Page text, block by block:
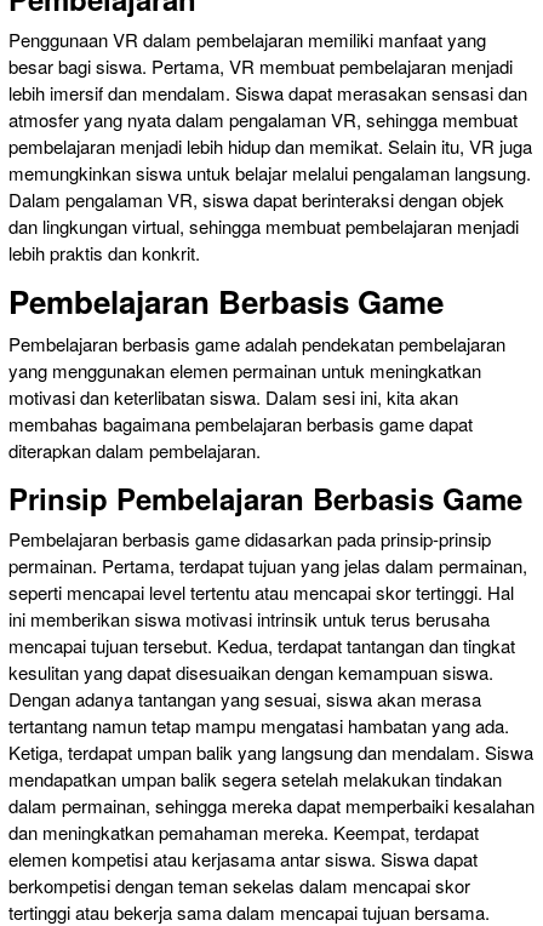
Penggunaan VR dalam pembelajaran memiliki manfaat yang
besar bagi siswa. Pertama, VR membuat pembelajaran menjadi
lebih imersif dan mendalam. Siswa dapat merasakan sensasi dan
atmosfer yang nyata dalam pengalaman VR, sehingga membuat
pembelajaran menjadi lebih hidup dan memikat. Selain itu, VR juga
memungkinkan siswa untuk belajar melalui pengalaman langsung.
Dalam pengalaman VR, siswa dapat berinteraksi dengan objek
dan lingkungan virtual, sehingga membuat pembelajaran menjadi
lebih praktis dan konkrit.
Pembelajaran Berbasis Game
Pembelajaran berbasis game adalah pendekatan pembelajaran
yang menggunakan elemen permainan untuk meningkatkan
motivasi dan keterlibatan siswa. Dalam sesi ini, kita akan
membahas bagaimana pembelajaran berbasis game dapat
diterapkan dalam pembelajaran.
Prinsip Pembelajaran Berbasis Game
Pembelajaran berbasis game didasarkan pada prinsip-prinsip
permainan. Pertama, terdapat tujuan yang jelas dalam permainan,
seperti mencapai level tertentu atau mencapai skor tertinggi. Hal
ini memberikan siswa motivasi intrinsik untuk terus berusaha
mencapai tujuan tersebut. Kedua, terdapat tantangan dan tingkat
kesulitan yang dapat disesuaikan dengan kemampuan siswa.
Dengan adanya tantangan yang sesuai, siswa akan merasa
tertantang namun tetap mampu mengatasi hambatan yang ada.
Ketiga, terdapat umpan balik yang langsung dan mendalam. Siswa
mendapatkan umpan balik segera setelah melakukan tindakan
dalam permainan, sehingga mereka dapat memperbaiki kesalahan
dan meningkatkan pemahaman mereka. Keempat, terdapat
elemen kompetisi atau kerjasama antar siswa. Siswa dapat
berkompetisi dengan teman sekelas dalam mencapai skor
tertinggi atau bekerja sama dalam mencapai tujuan bersama.